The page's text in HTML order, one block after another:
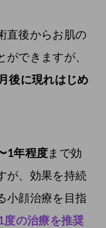
直後からお肌の
できますが、
後に現れはじめ
1年程度まで効
が、効果を持続
小顔治療を目指
の治療を推奨